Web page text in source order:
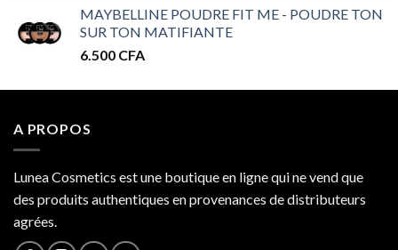
prix :
MAYBELLINE POUDRE FIT ME - POUDRE TON
SUR TON MATIFIANTE
6.500 CFA
A PROPOS
Lunea Cosmetics est une boutique en ligne qui ne vend que
des produits authentiques en provenances de distributeurs
agrées.